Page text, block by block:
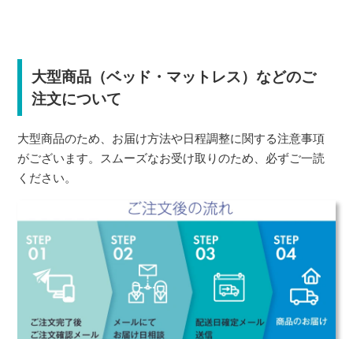
大型商品（ベッド・マットレス）などのご
注文について
大型商品のため、お届け方法や日程調整に関する注意事項
がございます。スムーズなお受け取りのため、必ずご一読
ください。